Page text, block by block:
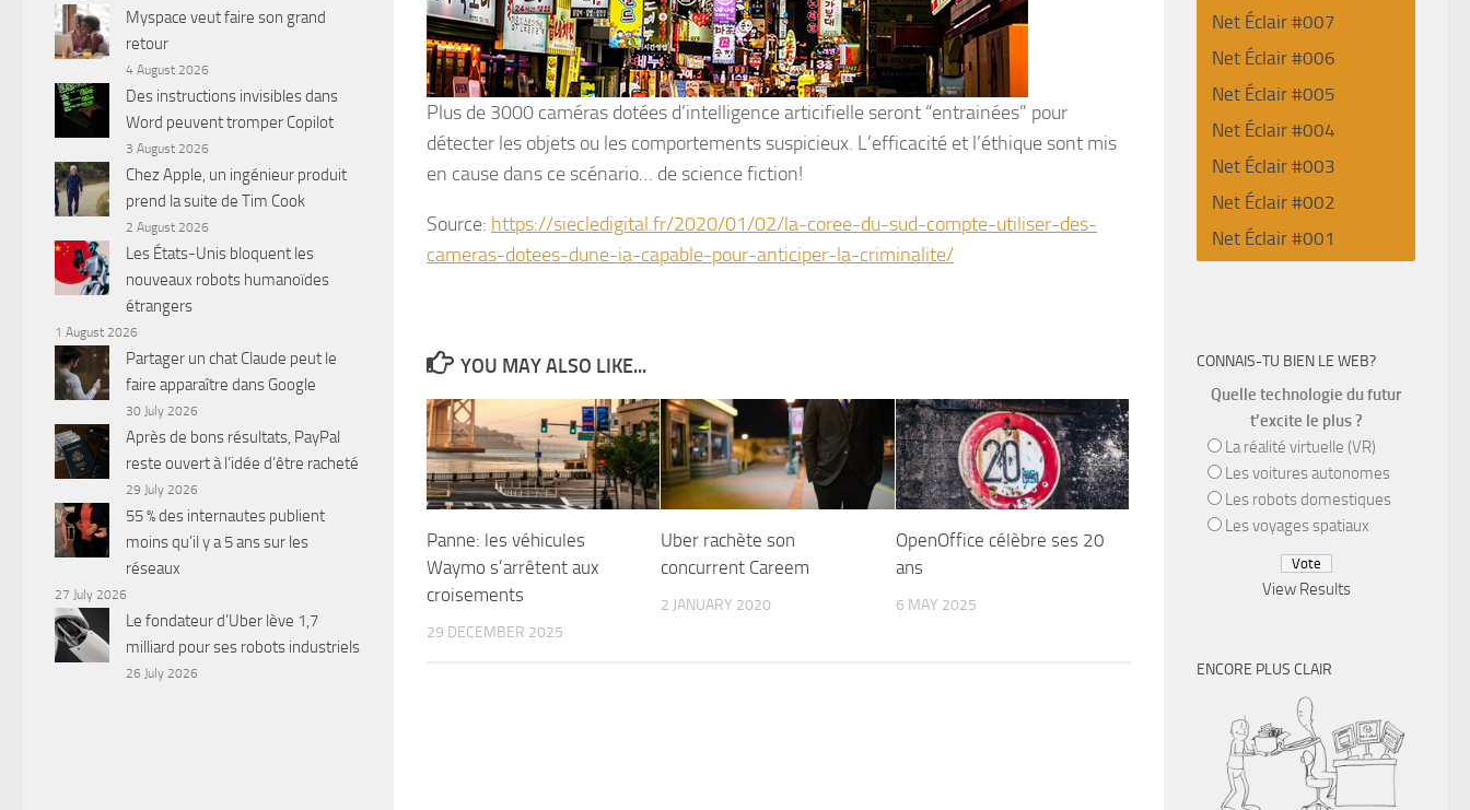
Plus de 3000 caméras dotées d’intelligence articifielle seront “entrainées” pour
détecter les objets ou les comportements suspicieux. L’efficacité et l’éthique sont mis
en cause dans ce scénario… de science fiction!
Source: https://siecledigital.fr/2020/01/02/la-coree-du-sud-compte-utiliser-des-
cameras-dotees-dune-ia-capable-pour-anticiper-la-criminalite/
YOU MAY ALSO LIKE...
Panne: les véhicules
Waymo s’arrêtent aux
croisements
29 DECEMBER 2025
Uber rachète son
concurrent Careem
2 JANUARY 2020
OpenOffice célèbre ses 20
ans
6 MAY 2025
Myspace veut faire son grand
retour
4 August 2026
Des instructions invisibles dans
Word peuvent tromper Copilot
3 August 2026
Chez Apple, un ingénieur produit
prend la suite de Tim Cook
2 August 2026
Les États-Unis bloquent les
nouveaux robots humanoïdes
étrangers
1 August 2026
Partager un chat Claude peut le
faire apparaître dans Google
30 July 2026
Après de bons résultats, PayPal
reste ouvert à l’idée d’être racheté
29 July 2026
55 % des internautes publient
moins qu’il y a 5 ans sur les
réseaux
27 July 2026
Le fondateur d’Uber lève 1,7
milliard pour ses robots industriels
26 July 2026
Net Éclair #007
Net Éclair #006
Net Éclair #005
Net Éclair #004
Net Éclair #003
Net Éclair #002
Net Éclair #001
CONNAIS-TU BIEN LE WEB?
Quelle technologie du futur
t’excite le plus ?
La réalité virtuelle (VR)
Les voitures autonomes
Les robots domestiques
Les voyages spatiaux
View Results
ENCORE PLUS CLAIR